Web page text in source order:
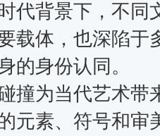
背景下，不同
载体，也深陷
的身份认同。
为当代艺术带
元素、符号和